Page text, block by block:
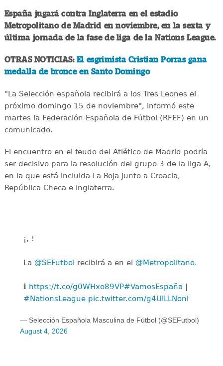
España jugará contra Inglaterra en el estadio
Metropolitano de Madrid en noviembre, en la sexta y
última jornada de la fase de liga de la Nations League.
OTRAS NOTICIAS: El esgrimista Cristian Porras gana
medalla de bronce en Santo Domingo
"La Selección española recibirá a los Tres Leones el
próximo domingo 15 de noviembre", informó este
martes la Federación Española de Fútbol (RFEF) en un
comunicado.
El encuentro en el feudo del Atlético de Madrid podría
ser decisivo para la resolución del grupo 3 de la liga A,
en la que está incluida La Roja junto a Croacia,
República Checa e Inglaterra.
¡, !
La @SEFutbol recibirá a en el @Metropolitano.
ℹ️ https://t.co/g0WHxo89VP#VamosEspaña
#NationsLeague pic.twitter.com/g4UlLLNonl
— Selección Española Masculina de Fútbol (@SEFutbol)
August 4, 2026